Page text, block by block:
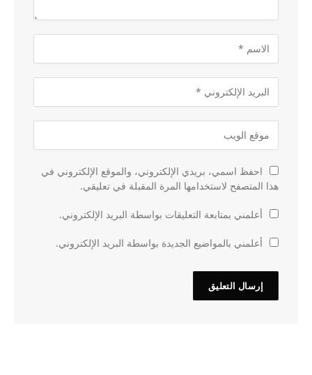
احفظ اسمي، بريدي الإلكتروني، والموقع الإلكتروني في
هذا المتصفح لاستخدامها المرة المقبلة في تعليقي.
أعلمني بمتابعة التعليقات بواسطة البريد الإلكتروني.
أعلمني بالمواضيع الجديدة بواسطة البريد الإلكتروني.